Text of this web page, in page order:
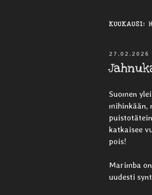
KUUKAUSI:
JULKAISTU
27.02.2026
Suomen
mihinkään,
katkaisee
pois!
Marimba
uudesti